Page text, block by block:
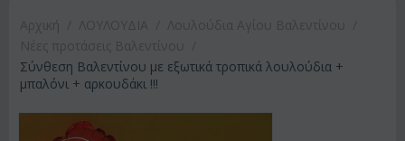
Σύνθεση Βαλεντίνου με εξωτικά τροπικά λουλούδια +
μπαλόνι + αρκουδάκι !!!